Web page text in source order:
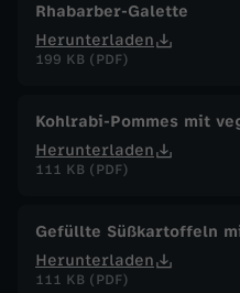
Rhabarber-Galette
Herunterladen
199 KB (PDF)
Kohlrabi-Pommes mit
Herunterladen
111 KB (PDF)
Gefüllte Süßkartoffeln
Herunterladen
111 KB (PDF)